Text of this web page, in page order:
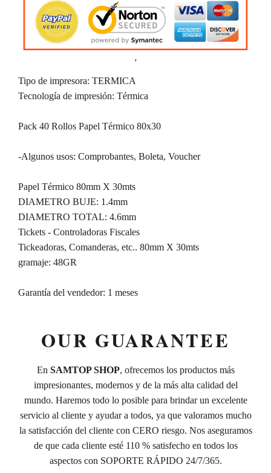
'
Tipo de impresora: TERMICA
Tecnología de impresión: Térmica
Pack 40 Rollos Papel Térmico 80x30
-Algunos usos: Comprobantes, Boleta, Voucher
Papel Térmico 80mm X 30mts
DIAMETRO BUJE: 1.4mm
DIAMETRO TOTAL: 4.6mm
Tickets - Controladoras Fiscales
Tickeadoras, Comanderas, etc.. 80mm X 30mts
gramaje: 48GR
Garantía del vendedor: 1 meses
OUR GUARANTEE
En SAMTOP SHOP, ofrecemos los productos más
impresionantes, modernos y de la más alta calidad del
mundo. Haremos todo lo posible para brindar un excelente
servicio al cliente y ayudar a todos, ya que valoramos mucho
la satisfacción del cliente con CERO riesgo. Nos aseguramos
de que cada cliente esté 110 % satisfecho en todos los
aspectos con SOPORTE RÁPIDO 24/7/365.